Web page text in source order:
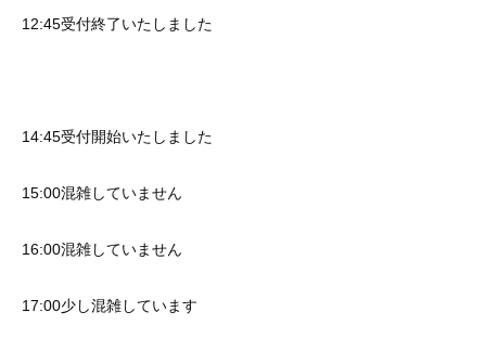
12:45受付終了いたしました
14:45受付開始いたしました
15:00混雑していません
16:00混雑していません
17:00少し混雑しています